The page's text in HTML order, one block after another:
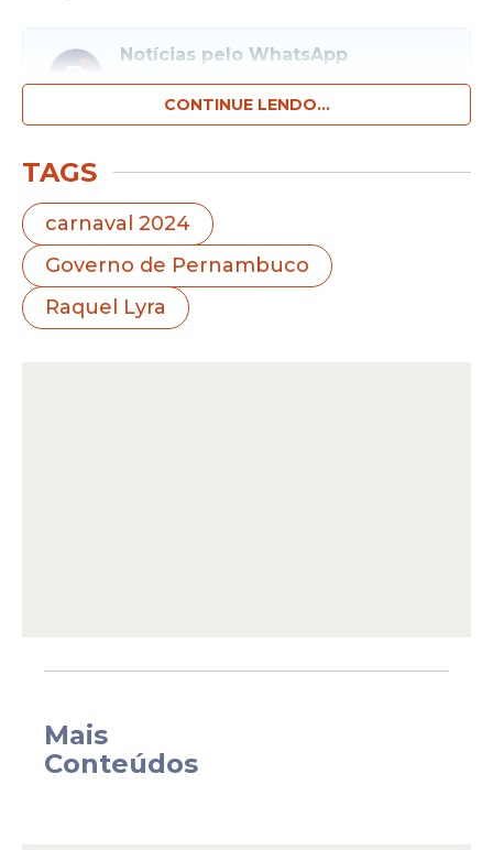
Notícias pelo WhatsApp
de Prefeiturapelo nosso canal.
"Os dados serão apresentados hoje à tarde
pelo secretário de Defesa Social (Alessandro
Carvalho), mas já registro a redução de
homicídios na ordem de 17% no Estado
interior. E nos polos de Carnaval foi ainda
Sobre a morte do turista carioca, vítima de
latrocínio no bairro de Boa Viagem, Zona
CONTINUE LENDO...
TAGS
carnaval 2024
Governo de Pernambuco
Raquel Lyra
Mais
Conteúdos